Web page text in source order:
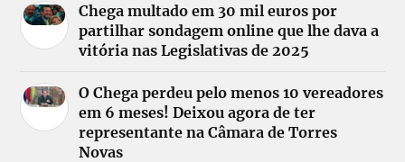
Chega multado em 30 mil euros por
partilhar sondagem online que lhe dava a
vitória nas Legislativas de 2025
O Chega perdeu pelo menos 10 vereadores
em 6 meses! Deixou agora de ter
representante na Câmara de Torres
Novas